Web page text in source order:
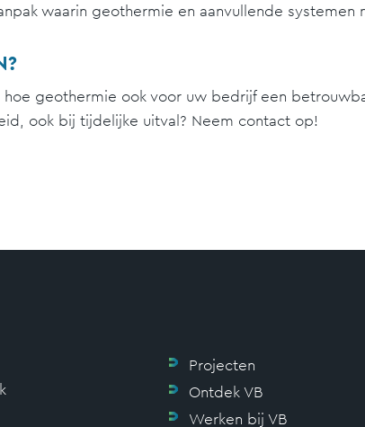
waarin geothermie en aanvullende systemen
geothermie ook voor uw bedrijf een
ook bij tijdelijke uitval? Neem contact op!
Projecten
Ontdek VB
Werken bij VB